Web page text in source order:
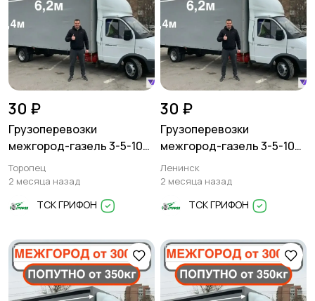
30 ₽
Грузоперевозки
межгород-газель 3-5-10
тонн
Торопец
2 месяца назад
ТСК ГРИФОН
30 ₽
Грузоперевозки
межгород-газель 3-5-10
тонн
Ленинск
2 месяца назад
ТСК ГРИФОН